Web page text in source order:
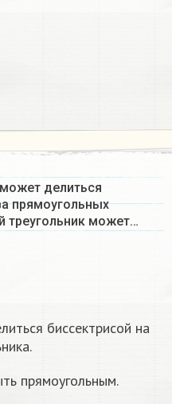
делиться
прямоугольных
треугольник может…
биссектрисой на
прямоугольным.